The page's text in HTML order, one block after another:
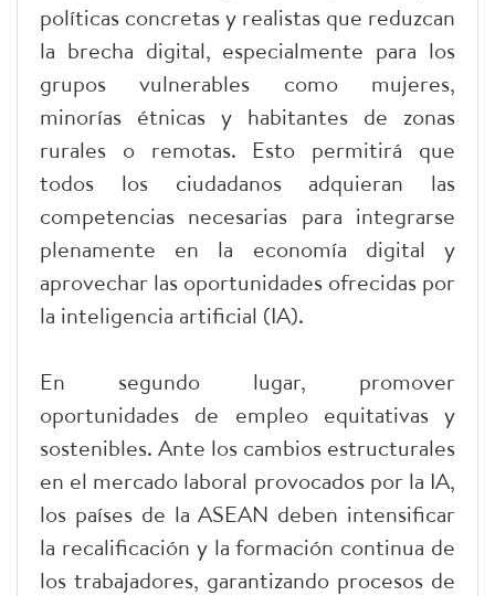
políticas concretas y realistas que reduzcan
la brecha digital, especialmente para los
grupos vulnerables como mujeres,
minorías étnicas y habitantes de zonas
rurales o remotas. Esto permitirá que
todos los ciudadanos adquieran las
competencias necesarias para integrarse
plenamente en la economía digital y
aprovechar las oportunidades ofrecidas por
la inteligencia artificial (IA).
En segundo lugar, promover
oportunidades de empleo equitativas y
sostenibles. Ante los cambios estructurales
en el mercado laboral provocados por la IA,
los países de la ASEAN deben intensificar
la recalificación y la formación continua de
los trabajadores, garantizando procesos de